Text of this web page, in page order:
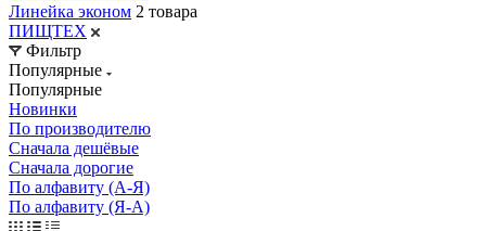
Линейка эконом 2 товара
ПИЩТЕХ
Фильтр
Популярные
Популярные
Новинки
По производителю
Сначала дешёвые
Сначала дорогие
По алфавиту (А-Я)
По алфавиту (Я-А)